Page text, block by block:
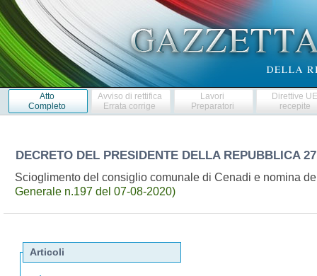
Atto
Completo
Avviso di rettifica
Errata corrige
Lavori
Preparatori
Direttive
recepite
DECRETO DEL PRESIDENTE DELLA REPUBBLICA
Scioglimento del consiglio comunale di Cenadi e nomina
Generale n.197 del 07-08-2020)